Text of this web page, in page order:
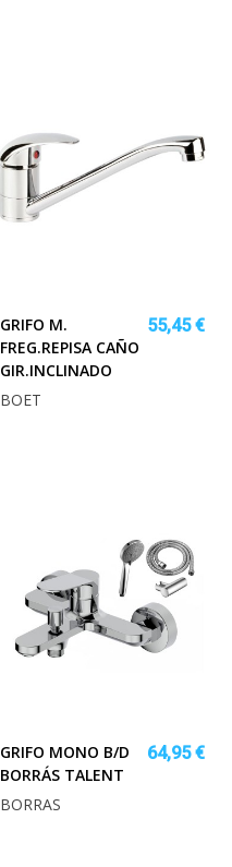
GRIFO M.
FREG.REPISA CAÑO
GIR.INCLINADO
55,45 €
BOET
GRIFO MONO B/D
BORRÁS TALENT
64,95 €
BORRAS